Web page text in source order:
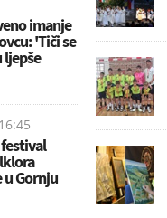
imanje
'Tiči se
ljepše
16:45
u Gornju